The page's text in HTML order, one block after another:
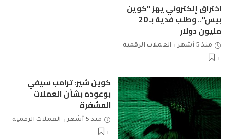
اختراق إلكتروني يهز "كوين
بيس".. وطلب فدية بـ 20
مليون دولار
منذ 5 أشهر العملات الرقمية
كوين شير: ترامب سيفي
بوعوده بشأن العملات
المشفرة
منذ 5 أشهر العملات الرقمية